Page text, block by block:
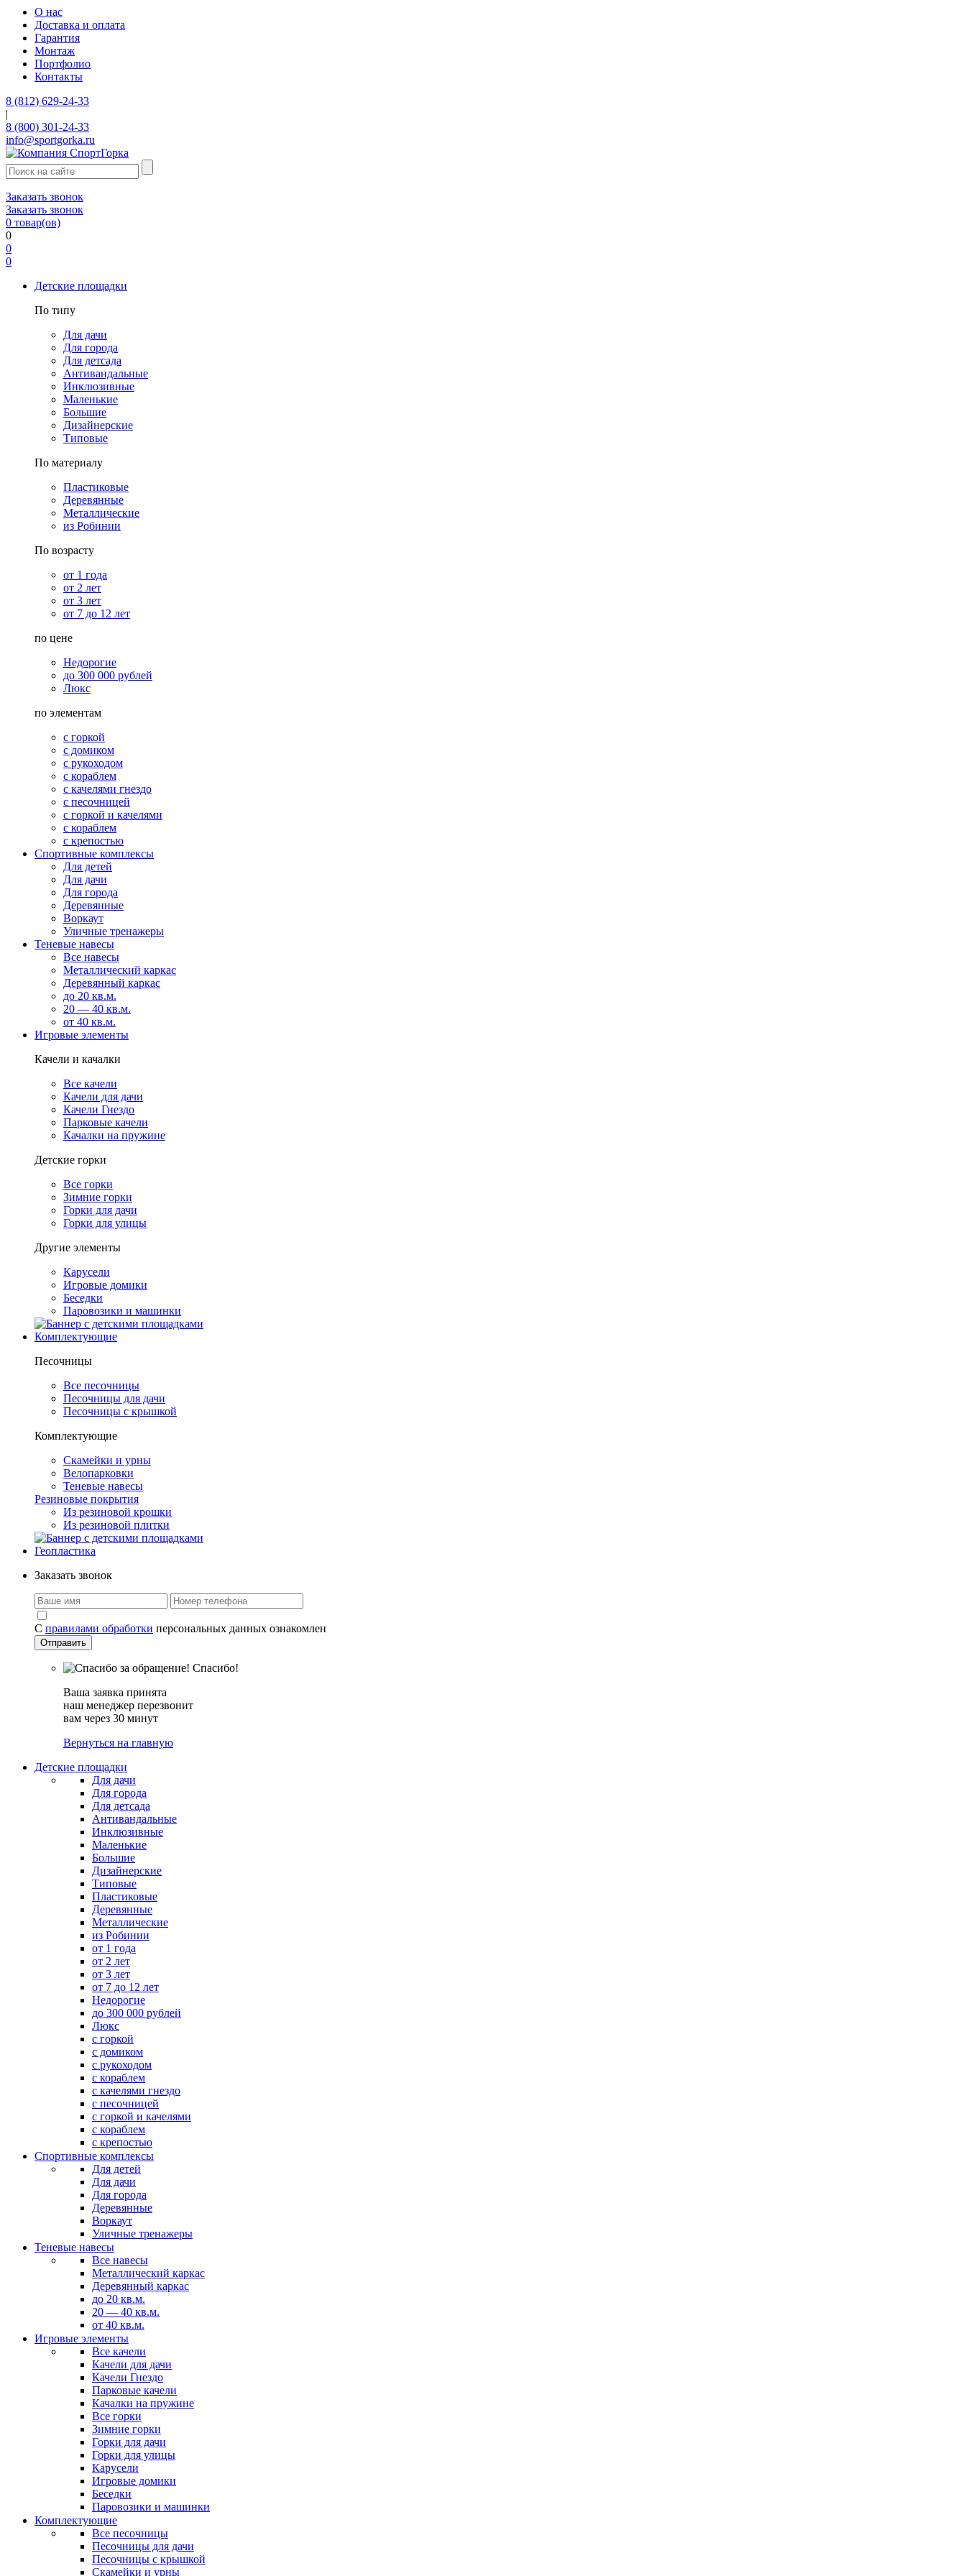
О нас
Доставка и оплата
Гарантия
Монтаж
Портфолио
Контакты
8 (812) 629-24-33
|
8 (800) 301-24-33
info@sportgorka.ru
Заказать звонок
Заказать звонок
0 товар(ов)
0
0
0
Детские площадки
По типу
Для дачи
Для города
Для детсада
Антивандальные
Инклюзивные
Маленькие
Большие
Дизайнерские
Типовые
По материалу
Пластиковые
Деревянные
Металлические
из Робинии
По возрасту
от 1 года
от 2 лет
от 3 лет
от 7 до 12 лет
по цене
Недорогие
до 300 000 рублей
Люкс
по элементам
с горкой
с домиком
с рукоходом
с кораблем
с качелями гнездо
с песочницей
с горкой и качелями
с кораблем
с крепостью
Спортивные комплексы
Для детей
Для дачи
Для города
Деревянные
Воркаут
Уличные тренажеры
Теневые навесы
Все навесы
Металлический каркас
Деревянный каркас
до 20 кв.м.
20 — 40 кв.м.
от 40 кв.м.
Игровые элементы
Качели и качалки
Все качели
Качели для дачи
Качели Гнездо
Парковые качели
Качалки на пружине
Детские горки
Все горки
Зимние горки
Горки для дачи
Горки для улицы
Другие элементы
Карусели
Игровые домики
Беседки
Паровозики и машинки
Комплектующие
Песочницы
Все песочницы
Песочницы для дачи
Песочницы с крышкой
Комплектующие
Скамейки и урны
Велопарковки
Теневые навесы
Резиновые покрытия
Из резиновой крошки
Из резиновой плитки
Геопластика
Заказать звонок
С правилами обработки персональных данных ознакомлен
Спасибо!
Ваша заявка принята
наш менеджер перезвонит
вам через 30 минут
Вернуться на главную
Детские площадки
Для дачи
Для города
Для детсада
Антивандальные
Инклюзивные
Маленькие
Большие
Дизайнерские
Типовые
Пластиковые
Деревянные
Металлические
из Робинии
от 1 года
от 2 лет
от 3 лет
от 7 до 12 лет
Недорогие
до 300 000 рублей
Люкс
с горкой
с домиком
с рукоходом
с кораблем
с качелями гнездо
с песочницей
с горкой и качелями
с кораблем
с крепостью
Спортивные комплексы
Для детей
Для дачи
Для города
Деревянные
Воркаут
Уличные тренажеры
Теневые навесы
Все навесы
Металлический каркас
Деревянный каркас
до 20 кв.м.
20 — 40 кв.м.
от 40 кв.м.
Игровые элементы
Все качели
Качели для дачи
Качели Гнездо
Парковые качели
Качалки на пружине
Все горки
Зимние горки
Горки для дачи
Горки для улицы
Карусели
Игровые домики
Беседки
Паровозики и машинки
Комплектующие
Все песочницы
Песочницы для дачи
Песочницы с крышкой
Скамейки и урны